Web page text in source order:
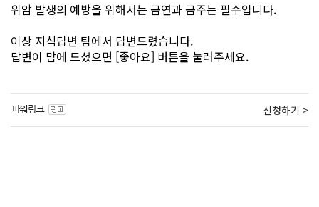
위암 발생의 예방을 위해서는 금연과 금주는 필수입니다.
이상 지식답변 팀에서 답변드렸습니다.
답변이 맘에 드셨으면 [좋아요] 버튼을 눌러주세요.
신청하기 >